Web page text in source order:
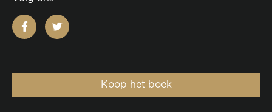
facebooktwitter
Koop het boek